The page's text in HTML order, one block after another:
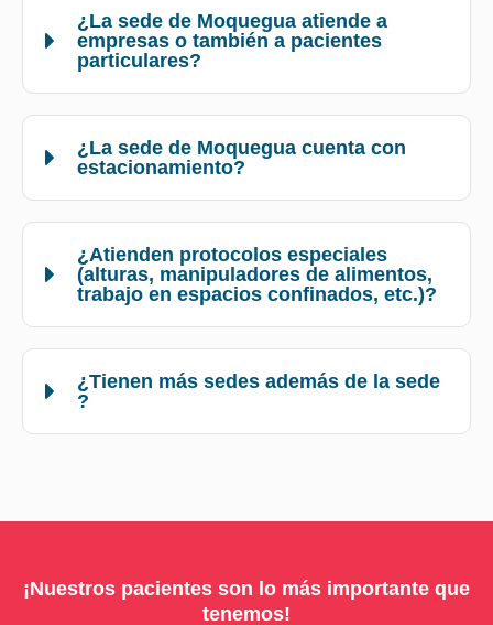
¿La sede de Moquegua atiende a
empresas o también a pacientes
particulares?
¿La sede de Moquegua cuenta con
estacionamiento?
¿Atienden protocolos especiales
(alturas, manipuladores de alimentos,
trabajo en espacios confinados, etc.)?
¿Tienen más sedes además de la sede
?
¡Nuestros pacientes son lo más importante que
tenemos!